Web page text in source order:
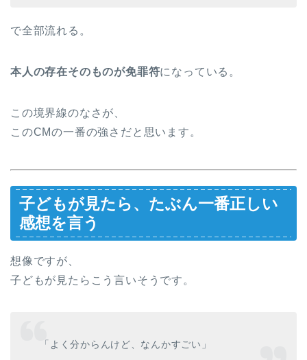
で全部流れる。
本人の存在そのものが免罪符になっている。
この境界線のなさが、
このCMの一番の強さだと思います。
子どもが見たら、たぶん一番正しい
感想を言う
想像ですが、
子どもが見たらこう言いそうです。
「よく分からんけど、なんかすごい」